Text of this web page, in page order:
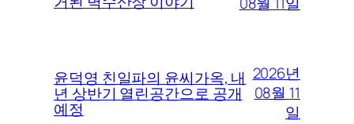
윤덕영 친일파의 윤씨가옥, 내
년 상반기 열린공간으로 공개
예정
2026년
08월 11
일